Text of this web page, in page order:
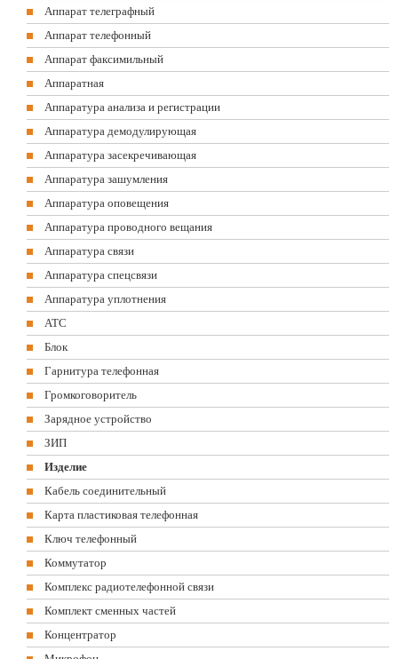
Аппарат телеграфный
Аппарат телефонный
Аппарат факсимильный
Аппаратная
Аппаратура анализа и регистрации
Аппаратура демодулирующая
Аппаратура засекречивающая
Аппаратура зашумления
Аппаратура оповещения
Аппаратура проводного вещания
Аппаратура связи
Аппаратура спецсвязи
Аппаратура уплотнения
АТС
Блок
Гарнитура телефонная
Громкоговоритель
Зарядное устройство
ЗИП
Изделие
Кабель соединительный
Карта пластиковая телефонная
Ключ телефонный
Коммутатор
Комплекс радиотелефонной связи
Комплект сменных частей
Концентратор